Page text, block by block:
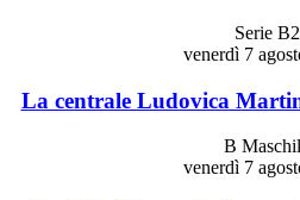
Serie B2
venerdì 7
La centrale Ludovica
B
venerdì 7